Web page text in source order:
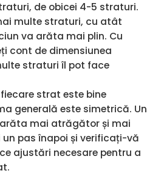
de obicei 4-5 straturi.
multe straturi, cu atât
va arăta mai plin. Cu
cont de dimensiunea
straturi îl pot face
strat este bine
generală este simetrică. Un
mai atrăgător și mai
un pas înapoi și verificați-vă
ajustări necesare pentru a